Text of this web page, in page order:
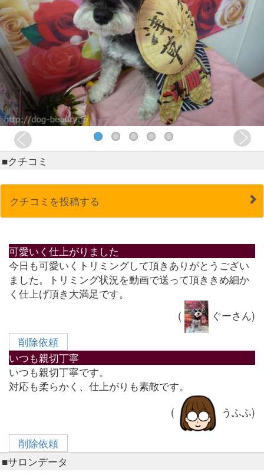
■クチコミ
クチコミを投稿する
可愛いく仕上がりました
今日も可愛いくトリミングして頂きありがとうござい
ました。トリミング状況を動画で送って頂ききめ細か
く仕上げ頂き大満足です。
(
ぐーさん)
削除依頼
いつも親切丁寧
いつも親切丁寧です。
対応も柔らかく、仕上がりも素敵です。
(
うふふ)
削除依頼
■サロンデータ